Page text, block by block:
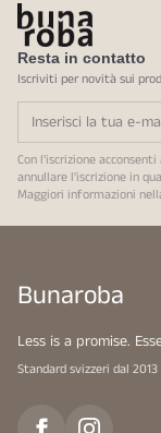
Resta in contatto
Iscriviti per novità sui
Con l'iscrizione
annullare l'iscrizione in
Maggiori informazioni
Bunaroba
Less is a promise.
Standard svizzeri dal 2013